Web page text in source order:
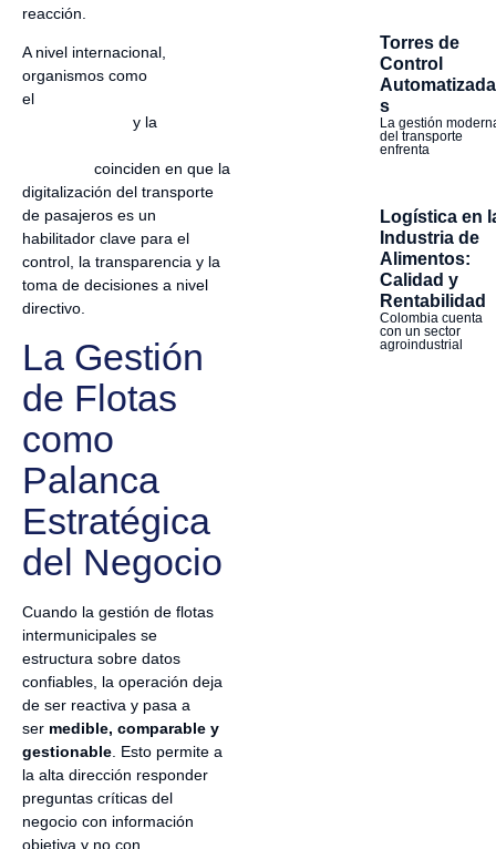
reacción.
A nivel internacional,
organismos como
el
y la
coinciden en que la
digitalización del transporte
de pasajeros es un
habilitador clave para el
control, la transparencia y la
toma de decisiones a nivel
directivo.
La Gestión
de Flotas
como
Palanca
Estratégica
del Negocio
Cuando la gestión de flotas
intermunicipales se
estructura sobre datos
confiables, la operación deja
de ser reactiva y pasa a
ser medible, comparable y
gestionable . Esto permite a
la alta dirección responder
preguntas críticas del
negocio con información
objetiva y no con
Torres de
Control
Automatizada
s
La gestión
del transporte
enfrenta
Logística en
Industria de
Alimentos:
Calidad y
Rentabilidad
Colombia cuenta
con un sector
agroindustrial